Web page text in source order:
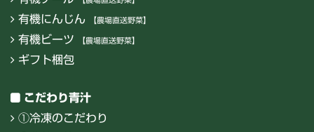
有機にんじん 【農場直送野菜】
有機ビーツ 【農場直送野菜】
ギフト梱包
こだわり青汁
①冷凍のこだわり